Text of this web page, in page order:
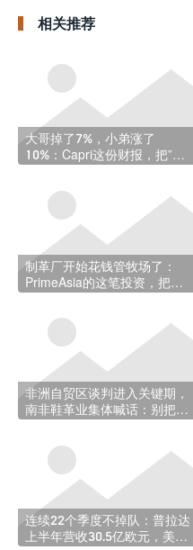
相关推荐
大哥掉了7%，小弟涨了
10%：Capri这份财报，把”轻
制革厂开始花钱管牧场了：
PrimeAsia的这笔投资，把减
非洲自贸区谈判进入关键期，
南非鞋革业集体喊话：别把我
连续22个季度不掉队：普拉达
上半年营收30.5亿欧元，美洲